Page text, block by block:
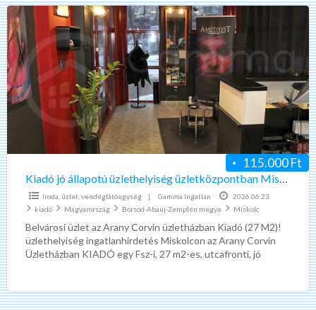
Kiadó
jó
állapotú
üzlethelyiség
üzletközpontban
Miskolc
Belváros
115.000 Ft
Kiadó jó állapotú üzlethelyiség üzletközpontban Miskolc Belváros
Iroda, üzlet, vendéglátóegység | Gamma Ingatlan
2026.06.23
kiadó
Magyarország Borsod-Abaúj-Zemplén megye Miskolc
Belvárosi üzlet az Arany Corvin üzletházban Kiadó (27 M2)!
üzlethelyiség ingatlanhirdetés Miskolcon az Arany Corvin
Üzletházban KIADÓ egy Fsz-i, 27 m2-es, utcafronti, jó